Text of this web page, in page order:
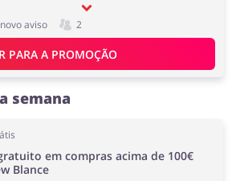
aviso 2
PARA A PROMOÇÃO
semana
em compras acima de 100€
Blance